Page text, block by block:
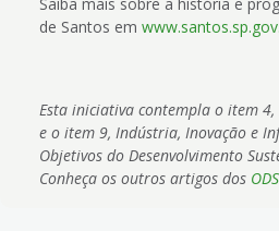
Saiba mais sobre a história e
de Santos em
Esta iniciativa contempla o item 4,
e o item 9, Indústria, Inovação e
Objetivos do Desenvolvimento
Conheça os outros artigos dos ODS